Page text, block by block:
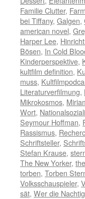
Familie Clutter,
bei Tiffany, Galgen,
american novel,
Harper Lee,
Bösen, In Cold
Kinderperspektive,
kultfilm definition,
muss,
Literaturverfilmung,
Mikrokosmos,
Wort,
Seymour Hoffman,
Rassismus,
Schriftsteller,
Stefan Krause,
The New Yorker,
torben, Torben
Volksschauspieler,
sät, Wer die